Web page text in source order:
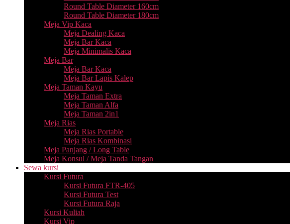
Round Table Diameter 160cm
Round Table Diameter 180cm
Meja Vip Kaca
Meja Dealing Kaca
Meja Bar Kaca
Meja Minimalis Kaca
Meja Bar
Meja Bar Kaca
Meja Bar Lapis Kalep
Meja Taman Kayu
Meja Taman Extra
Meja Taman Alfa
Meja Taman 2in1
Meja Rias
Meja Rias Portable
Meja Rias Kombinasi
Meja Panjang / Long Table
Meja Konsul / Meja Tanda Tangan
Sewa kursi
Kursi Futura
Kursi Futura FTR-405
Kursi Futura Test
Kursi Futura Raja
Kursi Kuliah
Kursi Vip